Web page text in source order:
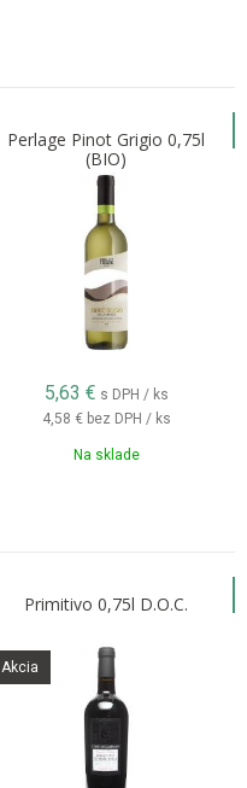
Perlage Pinot Grigio 0,75l
(BIO)
5,63 € s DPH / ks
4,58 € bez DPH / ks
Na sklade
Primitivo 0,75l D.O.C.
Akcia